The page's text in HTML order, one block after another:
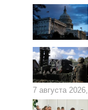
7 августа